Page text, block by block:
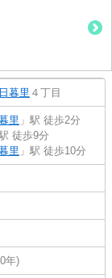
暮里 ４丁目
里 」駅 徒歩2分
徒歩9分
里 」駅 徒歩10分
年)